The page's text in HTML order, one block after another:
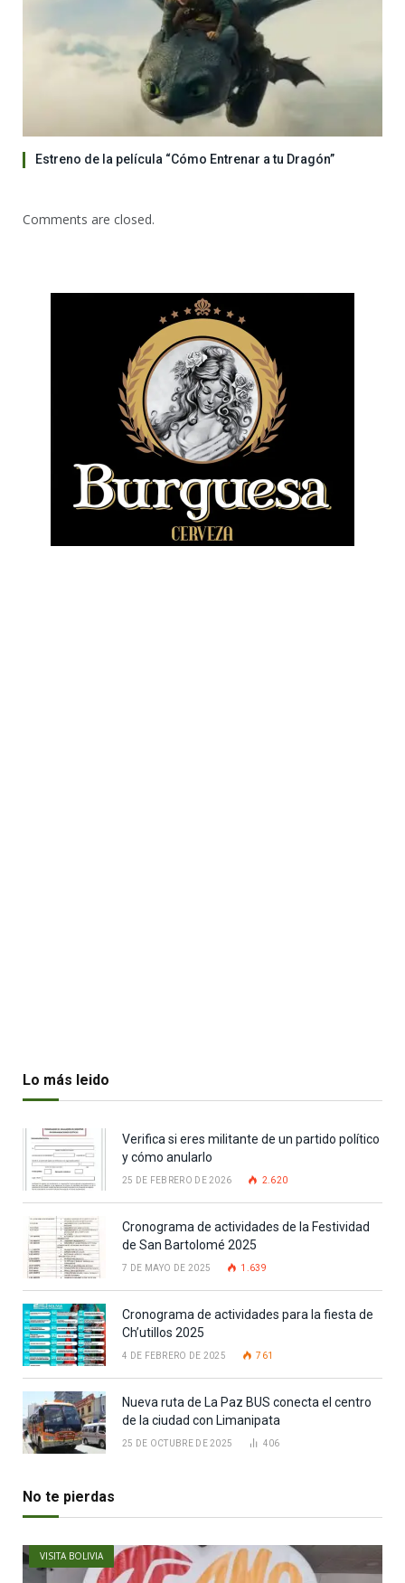
Estreno de la película “Cómo Entrenar a tu Dragón”
Comments are closed.
Lo más leido
Verifica si eres militante de un partido político
y cómo anularlo
25 DE FEBRERO DE 2026 2.620
Cronograma de actividades de la Festividad
de San Bartolomé 2025
7 DE MAYO DE 2025 1.639
Cronograma de actividades para la fiesta de
Ch’utillos 2025
4 DE FEBRERO DE 2025 761
Nueva ruta de La Paz BUS conecta el centro
de la ciudad con Limanipata
25 DE OCTUBRE DE 2025 406
No te pierdas
VISITA BOLIVIA